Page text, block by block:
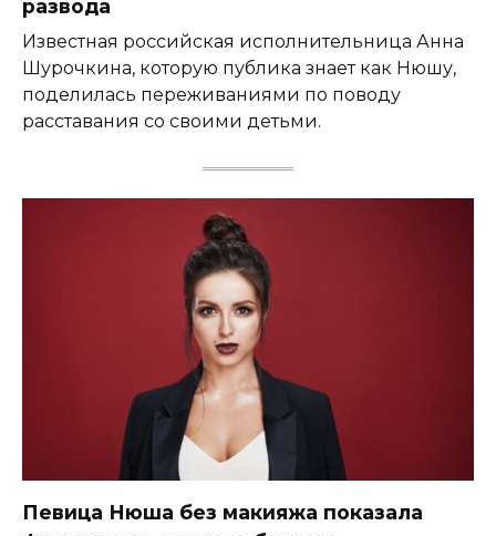
развода
Известная российская исполнительница Анна
Шурочкина, которую публика знает как Нюшу,
поделилась переживаниями по поводу
расставания со своими детьми.
Певица Нюша без макияжа показала